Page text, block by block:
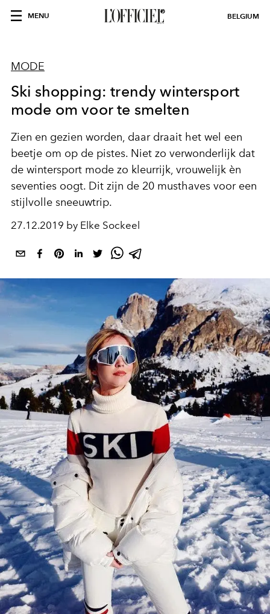
MENU BELGIUM
MODE
Ski shopping: trendy wintersport
mode om voor te smelten
Zien en gezien worden, daar draait het wel een
beetje om op de pistes. Niet zo verwonderlijk dat
de wintersport mode zo kleurrijk, vrouwelijk èn
seventies oogt. Dit zijn de 20 musthaves voor een
stijlvolle sneeuwtrip.
27.12.2019 by Elke Sockeel